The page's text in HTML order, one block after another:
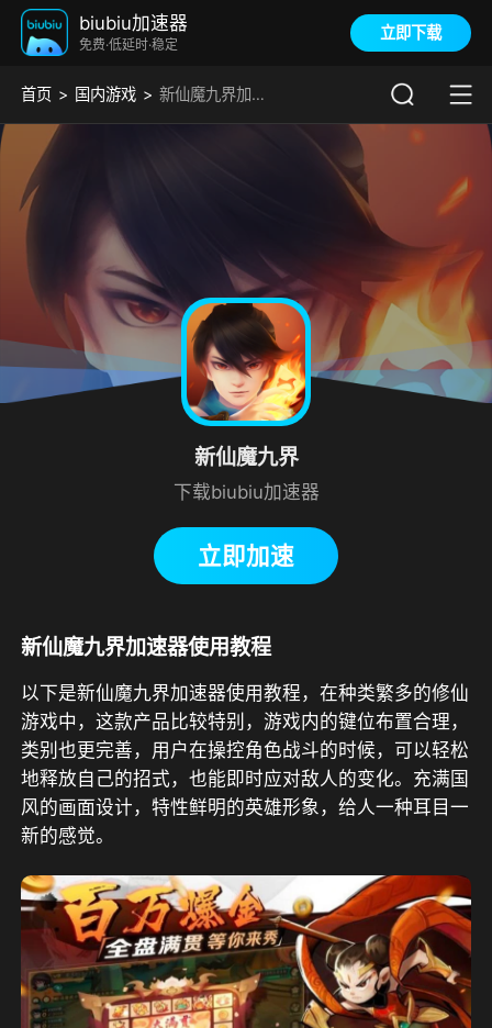
biubiu加速器
免费·低延时·稳定
立即下载
首页 国内游戏 新仙魔九界加速器
新仙魔九界
下载biubiu加速器
立即加速
新仙魔九界加速器使用教程
以下是新仙魔九界加速器使用教程，在种类繁多的修仙
游戏中，这款产品比较特别，游戏内的键位布置合理，
类别也更完善，用户在操控角色战斗的时候，可以轻松
地释放自己的招式，也能即时应对敌人的变化。充满国
风的画面设计，特性鲜明的英雄形象，给人一种耳目一
新的感觉。